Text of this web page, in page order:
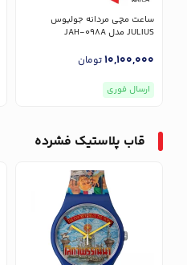
ساعت مچی مردانه جولیوس
JULIUS مدل JAH-098A
10,100,000تومان
ارسال فوری
قاب پلاستیک فشرده